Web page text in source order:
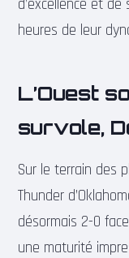
d’excellence et
heures de leur
L’Ouest
survole,
Sur le terrain des
Thunder
désormais 2-0
une maturité